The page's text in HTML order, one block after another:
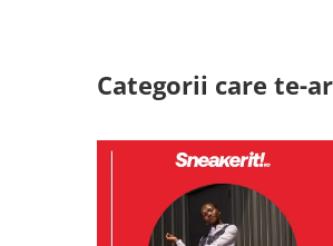
Categorii care te-